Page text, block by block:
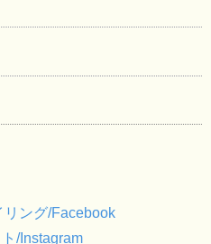
ング/Facebook
/Instagram